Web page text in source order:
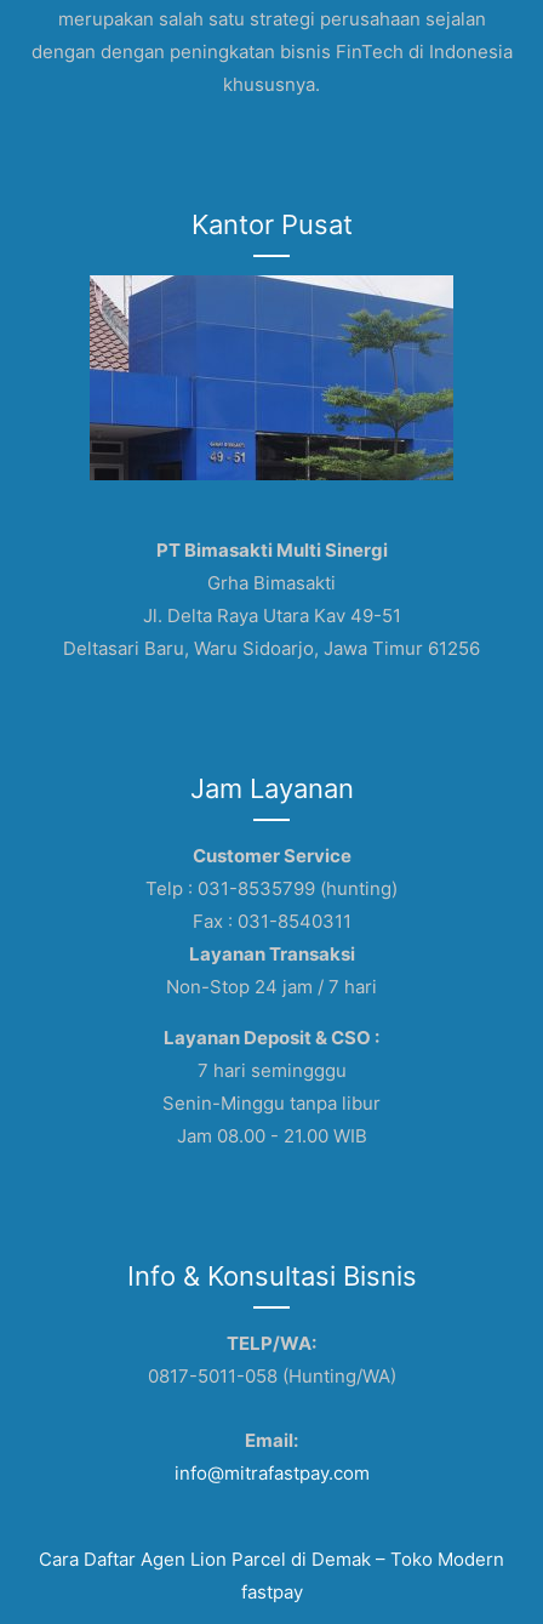
merupakan salah satu strategi perusahaan sejalan
dengan dengan peningkatan bisnis FinTech di Indonesia
khususnya.
Kantor Pusat
PT Bimasakti Multi Sinergi
Grha Bimasakti
Jl. Delta Raya Utara Kav 49-51
Deltasari Baru, Waru Sidoarjo, Jawa Timur 61256
Jam Layanan
Customer Service
Telp : 031-8535799 (hunting)
Fax : 031-8540311
Layanan Transaksi
Non-Stop 24 jam / 7 hari
Layanan Deposit & CSO :
7 hari semingggu
Senin-Minggu tanpa libur
Jam 08.00 - 21.00 WIB
Info & Konsultasi Bisnis
TELP/WA:
0817-5011-058 (Hunting/WA)
Email:
info@mitrafastpay.com
Cara Daftar Agen Lion Parcel di Demak – Toko Modern
fastpay